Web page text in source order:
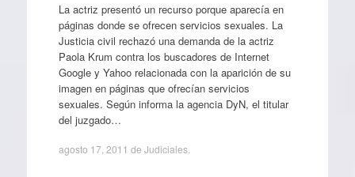
La actriz presentó un recurso porque aparecía en
páginas donde se ofrecen servicios sexuales. La
Justicia civil rechazó una demanda de la actriz
Paola Krum contra los buscadores de Internet
Google y Yahoo relacionada con la aparición de su
imagen en páginas que ofrecían servicios
sexuales. Según informa la agencia DyN, el titular
del juzgado…
agosto 17, 2011 de Judiciales.